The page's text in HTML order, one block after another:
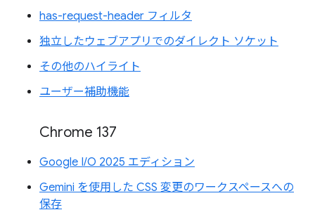
has-request-header フィルタ
独立したウェブアプリでのダイレクト ソケット
その他のハイライト
ユーザー補助機能
Chrome 137
Google I/O 2025 エディション
Gemini を使用した CSS 変更のワークスペースへの
保存